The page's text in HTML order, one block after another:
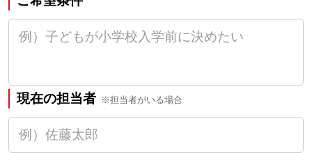
現在の担当者 ※担当者がいる場合